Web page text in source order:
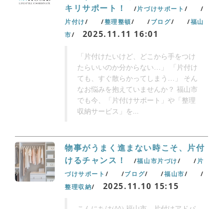
キリサポート！
片づけサポート
片付け
整理整頓 ブログ
福山
市
2025.11.11 16:01
「片付けたいけど、どこから手をつけ
たらいいのか分からない…」 「片付け
ても、すぐ散らかってしまう…」 そん
なお悩みを抱えていませんか？ 福山市
でも今、「片付けサポート」や「整理
収納サービス」を...
物事がうまく進まない時こそ、片付
けるチャンス！
福山市片づけ
片
づけサポート
ブログ
福山市
整理収納
2025.11.10 15:15